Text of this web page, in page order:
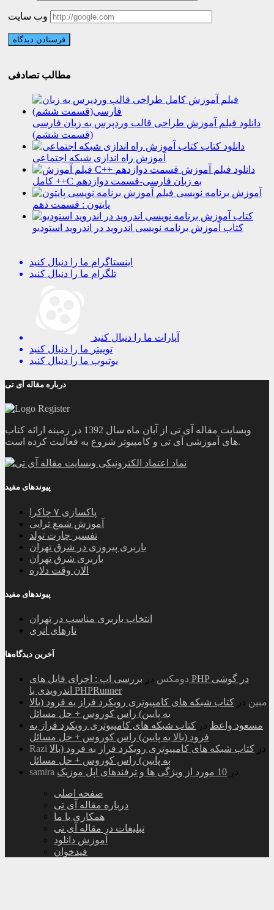
وب سایت
مطالب تصادفی
دانلود فیلم آموزش طراحی قالب وردپرس به زبان فارسی
(قسمت ششم)
دانلود کتاب
آموزش راه اندازی شبکه اجتماعی
دانلود فیلم آموزش
کامل ++C به زبان فارسی-قسمت دوازدهم
آموزش برنامه نویسی
پایتون : قسمت دهم
کتاب آموزش برنامه نویسی اندروید در اندروید استودیو
اینستاگرام ما را دنبال کنید
تلگرام ما را دنبال کنید
آپارات ما را دنبال کنید
توییتر ما را دنبال کنید
یوتیوب ما را دنبال کنید
درباره مقاله آی تی
وبسایت مقاله آی تی از آبان ماه سال 1392 در زمینه ارائه کتاب
های آموزشی آی تی و کامپیوتر شروع به فعالیت کرده است.
پیوندهای مفید
پاکسازی ۷ چاکرا
آموزش شمع تراپی
تفسیر چارت تولد
باربری پیروزی در شرق تهران
باربری شرق تهران
الان وقت دلاره
پیوندهای مفید
انتخاب باربری مناسب در تهران
تارهای اتری
آخرین دیدگاه‌ها
دومکس در بررسی اپ : اجرای فایل های PHP در گوشی
اندرویدی با PHPRunner
مبین در کتاب شبکه های کامپیوتری رویکرد فراز به فرود (بالا
به پایین) راس کوروس + حل مسائل
مسعود واعظ در کتاب شبکه های کامپیوتری رویکرد فراز به
فرود (بالا به پایین) راس کوروس + حل مسائل
Razi
در کتاب شبکه های کامپیوتری رویکرد فراز به فرود (بالا
به پایین) راس کوروس + حل مسائل
samira
در 10 مورد از ویژگی ها و ترفندهای اپل موزیک
صفحه اصلی
درباره مقاله آی تی
همکاری با ما
تبلیغات در مقاله آی تی
آموزش دانلود
فیدخوان